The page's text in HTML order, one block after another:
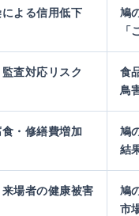
よる信用低下
鳩
「
査対応リスク
食
鳥
・修繕費増加
鳩
結
場者の健康被害
鳩
市